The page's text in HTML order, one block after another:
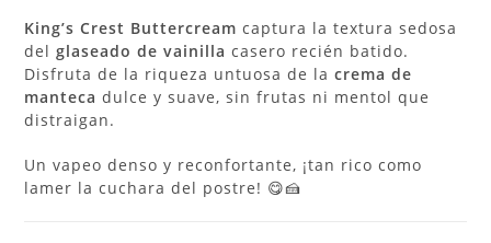
King’s Crest Buttercream captura la textura sedosa
delglaseado de vainilla casero recién batido.
Disfruta de la riqueza untuosa de lacrema de
manteca dulce y suave, sin frutas ni mentol que
distraigan.
Un vapeo denso y reconfortante, ¡tan rico como
lamer la cuchara del postre! 😋🍰